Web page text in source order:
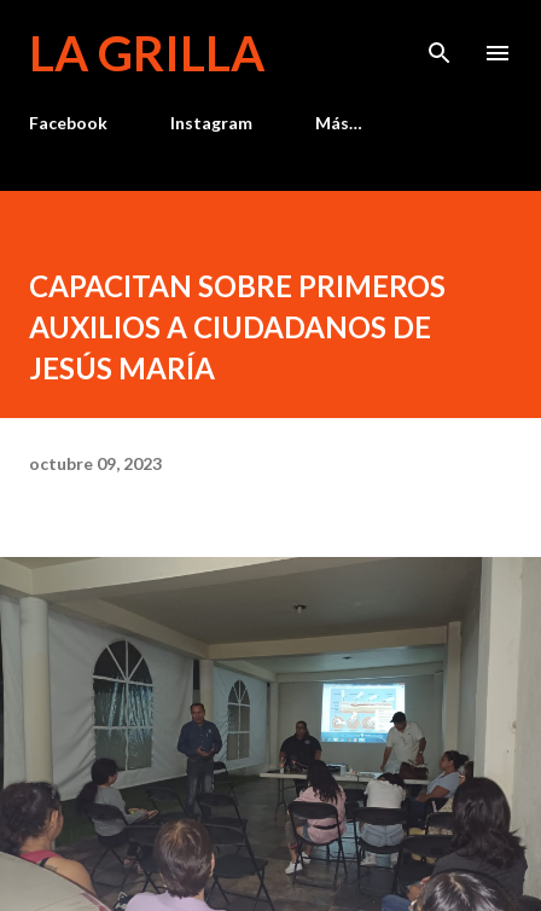
LA GRILLA
Facebook Instagram Más…
CAPACITAN SOBRE PRIMEROS
AUXILIOS A CIUDADANOS DE
JESÚS MARÍA
octubre 09, 2023